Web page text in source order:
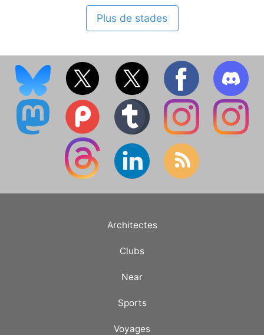
Plus de stades
Architectes
Clubs
Near
Sports
Voyages